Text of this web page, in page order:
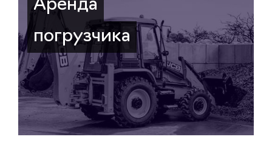
Аренда
погрузчика